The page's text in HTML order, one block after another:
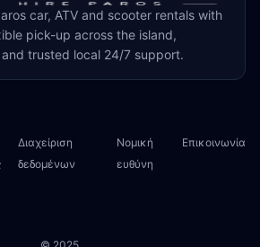
car, ATV and scooter rentals with
pick-up across the island,
trusted local 24/7 support.
Διαχείριση
δεδομένων
Νομική
ευθύνη
Επικοινωνία